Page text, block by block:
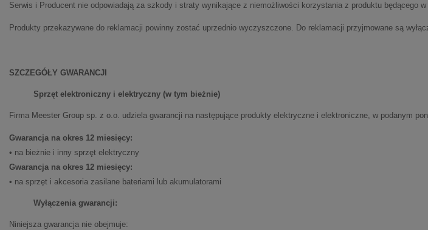
Serwis i Producent nie odpowiadają za szkody i straty wynikające z niemożliwości korzystania z produktu będącego w
Produkty przekazywane do reklamacji powinny zostać uprzednio wyczyszczone. Do reklamacji przyjmowane są
SZCZEGÓŁY GWARANCJI
Sprzęt elektroniczny i elektryczny (w tym bieżnie)
Firma Meester Group sp. z o.o. udziela gwarancji na następujące produkty elektryczne i elektroniczne, w podanym
Gwarancja na okres 12 miesięcy:
• na bieżnie i inny sprzęt elektryczny
Gwarancja na okres 12 miesięcy:
• na sprzęt i akcesoria zasilane bateriami lub akumulatorami
Wyłączenia gwarancji:
Niniejsza gwarancja nie obejmuje: